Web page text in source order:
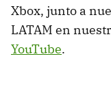
Xbox, junto a
LATAM en
YouTube.